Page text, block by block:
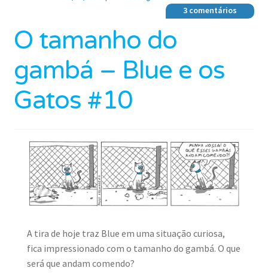
3 comentários
O tamanho do
gambá – Blue e os
Gatos #10
A tira de hoje traz Blue em uma situação curiosa,
fica impressionado com o tamanho do gambá. O que
será que andam comendo?